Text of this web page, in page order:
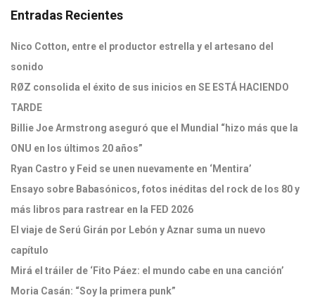
Entradas Recientes
Nico Cotton, entre el productor estrella y el artesano del
sonido
RØZ consolida el éxito de sus inicios en SE ESTÁ HACIENDO
TARDE
Billie Joe Armstrong aseguró que el Mundial “hizo más que la
ONU en los últimos 20 años”
Ryan Castro y Feid se unen nuevamente en ‘Mentira’
Ensayo sobre Babasónicos, fotos inéditas del rock de los 80 y
más libros para rastrear en la FED 2026
El viaje de Serú Girán por Lebón y Aznar suma un nuevo
capítulo
Mirá el tráiler de ‘Fito Páez: el mundo cabe en una canción’
Moria Casán: “Soy la primera punk”